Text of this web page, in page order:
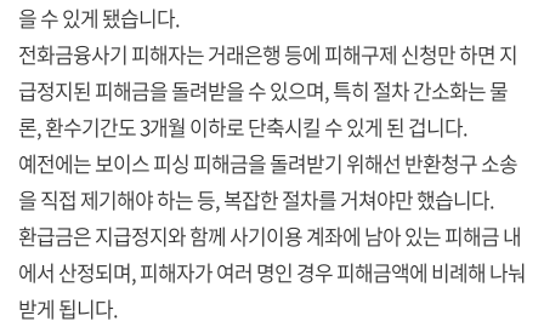
을 수 있게 됐습니다.
전화금융사기 피해자는 거래은행 등에 피해구제 신청만 하면 지
급정지된 피해금을 돌려받을 수 있으며, 특히 절차 간소화는 물
론, 환수기간도 3개월 이하로 단축시킬 수 있게 된 겁니다.
예전에는 보이스 피싱 피해금을 돌려받기 위해선 반환청구 소송
을 직접 제기해야 하는 등, 복잡한 절차를 거쳐야만 했습니다.
환급금은 지급정지와 함께 사기이용 계좌에 남아 있는 피해금 내
에서 산정되며, 피해자가 여러 명인 경우 피해금액에 비례해 나눠
받게 됩니다.